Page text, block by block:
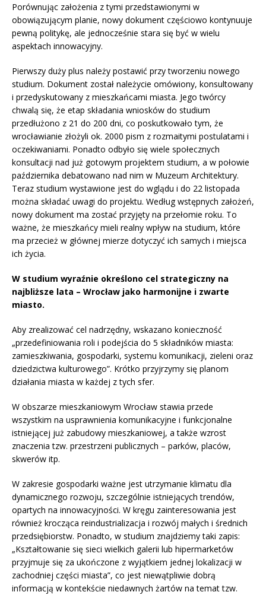
Porównując założenia z tymi przedstawionymi w
obowiązującym planie, nowy dokument częściowo kontynuuje
pewną politykę, ale jednocześnie stara się być w wielu
aspektach innowacyjny.
Pierwszy duży plus należy postawić przy tworzeniu nowego
studium. Dokument został należycie omówiony, konsultowany
i przedyskutowany z mieszkańcami miasta. Jego twórcy
chwalą się, że etap składania wniosków do studium
przedłużono z 21 do 200 dni, co poskutkowało tym, że
wrocławianie złożyli ok. 2000 pism z rozmaitymi postulatami i
oczekiwaniami. Ponadto odbyło się wiele społecznych
konsultacji nad już gotowym projektem studium, a w połowie
października debatowano nad nim w Muzeum Architektury.
Teraz studium wystawione jest do wglądu i do 22 listopada
można składać uwagi do projektu. Według wstępnych założeń,
nowy dokument ma zostać przyjęty na przełomie roku. To
ważne, że mieszkańcy mieli realny wpływ na studium, które
ma przecież w głównej mierze dotyczyć ich samych i miejsca
ich życia.
W studium wyraźnie określono cel strategiczny na
najbliższe lata – Wrocław jako harmonijne i zwarte
miasto.
Aby zrealizować cel nadrzędny, wskazano konieczność
„przedefiniowania roli i podejścia do 5 składników miasta:
zamieszkiwania, gospodarki, systemu komunikacji, zieleni oraz
dziedzictwa kulturowego”. Krótko przyjrzymy się planom
działania miasta w każdej z tych sfer.
W obszarze mieszkaniowym Wrocław stawia przede
wszystkim na usprawnienia komunikacyjne i funkcjonalne
istniejącej już zabudowy mieszkaniowej, a także wzrost
znaczenia tzw. przestrzeni publicznych – parków, placów,
skwerów itp.
W zakresie gospodarki ważne jest utrzymanie klimatu dla
dynamicznego rozwoju, szczególnie istniejących trendów,
opartych na innowacyjności. W kręgu zainteresowania jest
również krocząca reindustrializacja i rozwój małych i średnich
przedsiębiorstw. Ponadto, w studium znajdziemy taki zapis:
„Kształtowanie się sieci wielkich galerii lub hipermarketów
przyjmuje się za ukończone z wyjątkiem jednej lokalizacji w
zachodniej części miasta”, co jest niewątpliwie dobrą
informacją w kontekście niedawnych żartów na temat tzw.